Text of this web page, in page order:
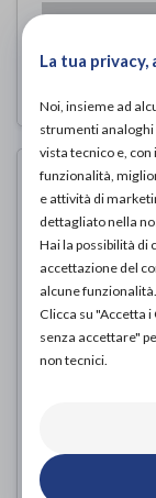
PROVA E
DONNA-
di
La tua privacy,
Noi, insieme ad
strumenti analoghi
vista tecnico e,
funzionalità,
e attività di
dettagliato nella
Hai la possibilità di
accettazione del
alcune funzionalità.
Clicca su "Accetta
senza accettare"
non tecnici.